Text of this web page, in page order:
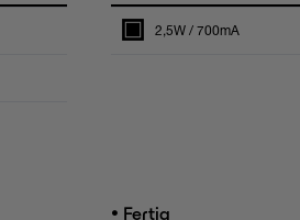
2,5W / 700mA
• Fertig